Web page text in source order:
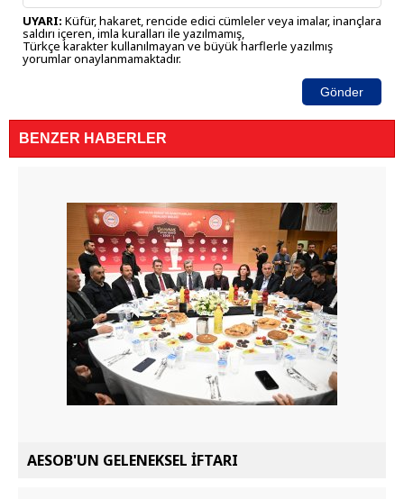
UYARI: Küfür, hakaret, rencide edici cümleler veya imalar, inançlara
saldırı içeren, imla kuralları ile yazılmamış,
Türkçe karakter kullanılmayan ve büyük harflerle yazılmış
yorumlar onaylanmamaktadır.
Gönder
BENZER HABERLER
AESOB'UN GELENEKSEL İFTARI